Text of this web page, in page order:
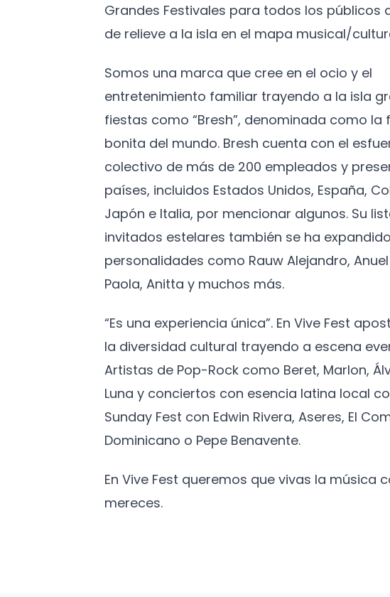
Grandes Festivales para todos los públicos
de relieve a la isla en el mapa musical/
Somos una marca que cree en el ocio y el
entretenimiento familiar trayendo a la isla
fiestas como “Bresh”, denominada como la
bonita del mundo. Bresh cuenta con el
colectivo de más de 200 empleados y
países, incluidos Estados Unidos, España,
Japón e Italia, por mencionar algunos. Su
invitados estelares también se ha
personalidades como Rauw Alejandro, Anuel
Paola, Anitta y muchos más.
“Es una experiencia única”. En Vive Fest
la diversidad cultural trayendo a escena
Artistas de Pop-Rock como Beret, Marlon,
Luna y conciertos con esencia latina local
Sunday Fest con Edwin Rivera, Aseres, El
Dominicano o Pepe Benavente.
En Vive Fest queremos que vivas la música
mereces.